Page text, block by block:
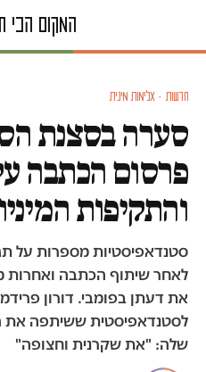
חדשות · אלימות מינית
סערה בסצנת
פרסום הכתבה
והתקיפות
סטנדאפיסטיות מספרות על
לאחר שיתוף הכתבה ואחרות
את דעתן בפומבי. דורון
לסטנדאפיסטית ששיתפה את
שלה: "את שקרנית וחצופה"